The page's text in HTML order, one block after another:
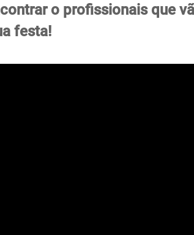
o profissionais que
festa!